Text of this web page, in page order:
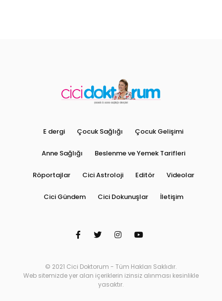
E dergi Çocuk Sağlığı Çocuk Gelişimi
Anne Sağlığı Beslenme ve Yemek Tarifleri
Röportajlar Cici Astroloji Editör Videolar
Cici Gündem Cici Dokunuşlar İletişim
© 2021 Cici Doktorum - Tüm Hakları Saklıdır.
Web sitemizde yer alan içeriklerin izinsiz alınması kesinlikle
yasaktır.